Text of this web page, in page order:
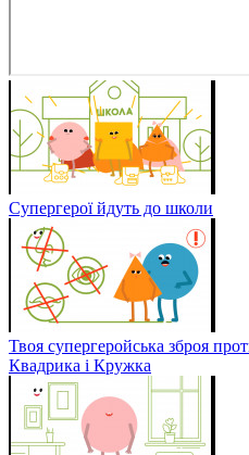
Супергерої йдуть до школи
Твоя супергеройська зброя
Квадрика і Кружка